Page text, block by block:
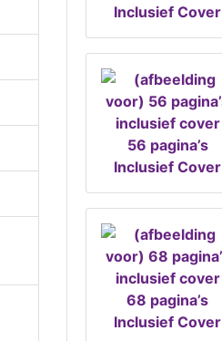
Inclusief Cover
56 pagina’s
Inclusief Cover
68 pagina’s
Inclusief Cover